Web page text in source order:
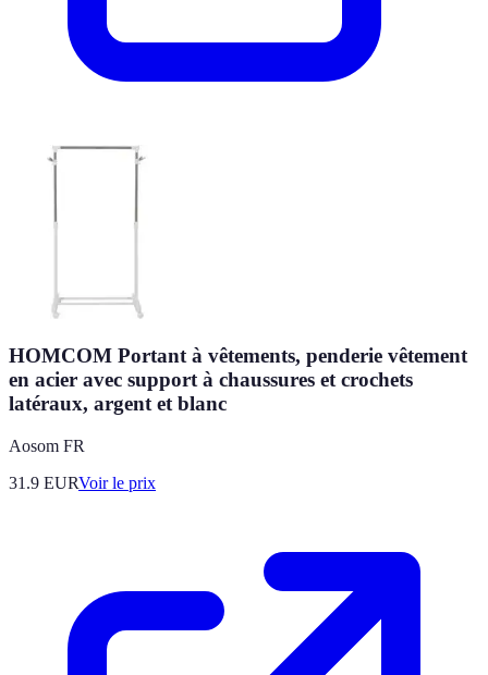
HOMCOM Portant à vêtements, penderie vêtement
en acier avec support à chaussures et crochets
latéraux, argent et blanc
Aosom FR
31.9 EURVoir le prix